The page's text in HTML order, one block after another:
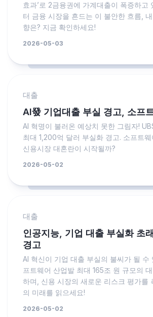
효과’로 2금융권에 가계대출이 폭증하고
터 금융 시장을 흔드는 이 불안한 흐름,
향은? 지금 확인하세요!
2026-05-03
대출
AI發 기업대출 부실 경고, 소프
AI 혁명이 불러온 예상치 못한 그림자!
최대 1,200억 달러 부실화 경고. 소프트웨
신용시장 대혼란이 시작될까?
2026-05-02
대출
인공지능, 기업 대출 부실화 초
경고
AI 혁신이 기업 대출 부실의 불씨가 될 수
프트웨어 산업발 최대 165조 원 규모의
하며, 신용 시장의 새로운 리스크 평가를
의 미래를 읽으세요!
2026-05-02